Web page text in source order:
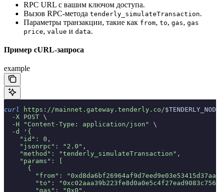
RPC URL с вашим ключом доступа.
Вызов RPC-метода tenderly_simulateTransaction.
Параметры транзакции, такие как from, to, gas, gas
price, value и data.
Пример cURL-запроса
example
curl https://mainnet.gateway.tenderly.co/
  -X
POST \
  -H
"Content-Type: application/json"
\
  -d
'{
    "id": 0,
    "jsonrpc": "2.0",
    "method": "tenderly_simulateTransaction",
    "params": [
      {
"from":
"to":
        "gas": "0x0",